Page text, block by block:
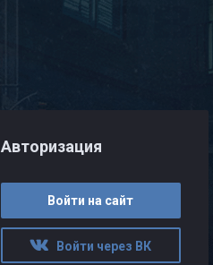
Авторизация
Войти на сайт
Войти через ВК